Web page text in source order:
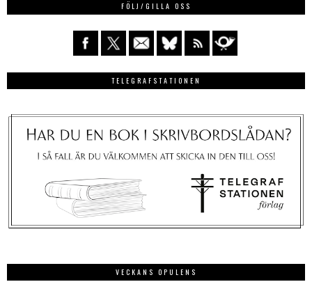
FÖLJ/GILLA OSS
TELEGRAFSTATIONEN
VECKANS OPULENS